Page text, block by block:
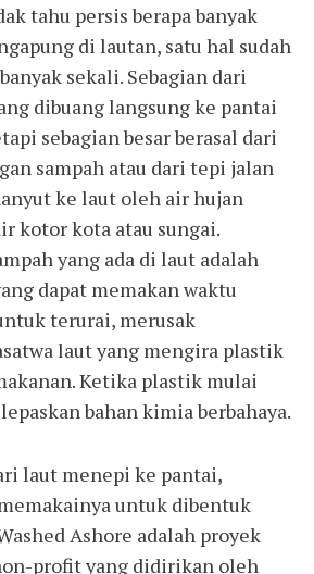
tahu persis berapa banyak
di lautan, satu hal sudah
sekali. Sebagian dari
dibuang langsung ke pantai
sebagian besar berasal dari
sampah atau dari tepi jalan
ke laut oleh air hujan
kotor kota atau sungai.
yang ada di laut adalah
dapat memakan waktu
terurai, merusak
laut yang mengira plastik
Ketika plastik mulai
bahan kimia berbahaya.
laut menepi ke pantai,
untuk dibentuk
Ashore adalah proyek
profit yang didirikan oleh